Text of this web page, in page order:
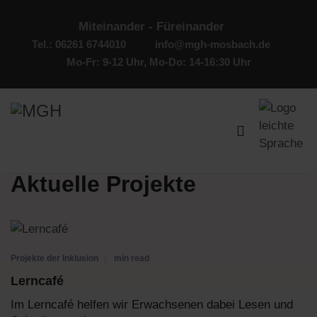
Miteinander - Füreinander
Tel.: 06261 6744010
info@mgh-mosbach.de
Mo-Fr: 9-12 Uhr, Mo-Do: 14-16:30 Uhr
Aktuelle Projekte
Projekte der Inklusion min read
Lerncafé
Im Lerncafé helfen wir Erwachsenen dabei Lesen und